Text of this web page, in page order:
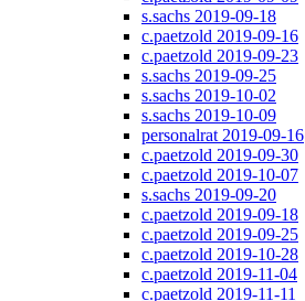
s.sachs 2019-09-18
c.paetzold 2019-09-16
c.paetzold 2019-09-23
s.sachs 2019-09-25
s.sachs 2019-10-02
s.sachs 2019-10-09
personalrat 2019-09-16
c.paetzold 2019-09-30
c.paetzold 2019-10-07
s.sachs 2019-09-20
c.paetzold 2019-09-18
c.paetzold 2019-09-25
c.paetzold 2019-10-28
c.paetzold 2019-11-04
c.paetzold 2019-11-11